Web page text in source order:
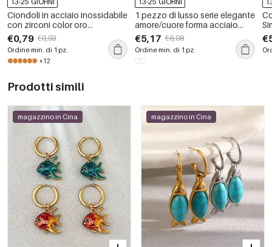
Ciondoli in acciaio inossidabile
con zirconi color oro
impermeabili
€0,79 €0,93
Ordine min. di 1 pz.
+12
1 pezzo di lusso serie elegante
amore/cuore forma acciaio
inossidabile placcato oro 18K
strass donne collane con
ciondolo
€5,17 €6,08
Ordine min. di 1 pz.
Prodotti simili
magazzino in Cina magazzino in Cina